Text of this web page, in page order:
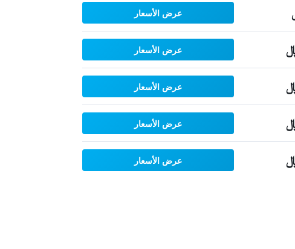
عرض الأسعار
عرض الأسعار
عرض الأسعار
عرض الأسعار
عرض الأسعار